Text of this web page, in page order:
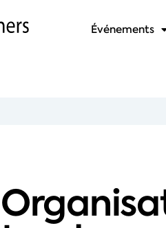
Événements